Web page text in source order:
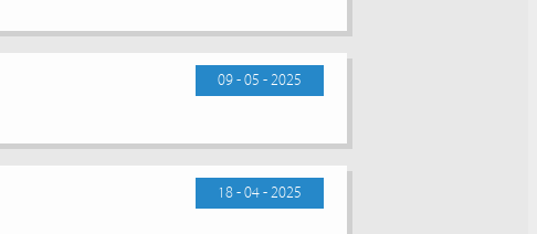
09 - 05 - 2025
18 - 04 - 2025